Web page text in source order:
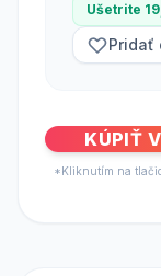
Ušetrite
Pridať
KÚPIŤ
*Kliknutím na